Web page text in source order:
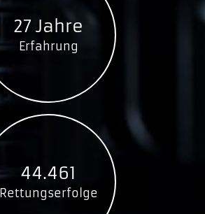
27 Jahre
Erfahrung
44.461
Rettungserfolge